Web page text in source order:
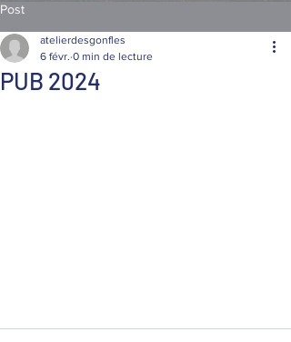
Post
PUB 2024
atelierdesgonfles
6 févr. 0 min de lecture